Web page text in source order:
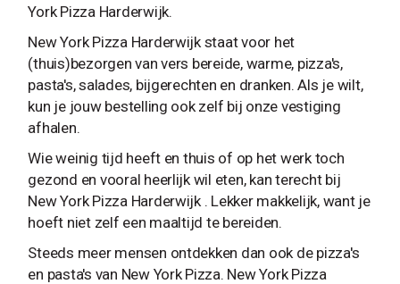
York Pizza Harderwijk.
New York Pizza Harderwijk staat voor het
(thuis)bezorgen van vers bereide, warme, pizza's,
pasta's, salades, bijgerechten en dranken. Als je wilt,
kun je jouw bestelling ook zelf bij onze vestiging
afhalen.
Wie weinig tijd heeft en thuis of op het werk toch
gezond en vooral heerlijk wil eten, kan terecht bij
New York Pizza Harderwijk . Lekker makkelijk, want je
hoeft niet zelf een maaltijd te bereiden.
Steeds meer mensen ontdekken dan ook de pizza's
en pasta's van New York Pizza. New York Pizza